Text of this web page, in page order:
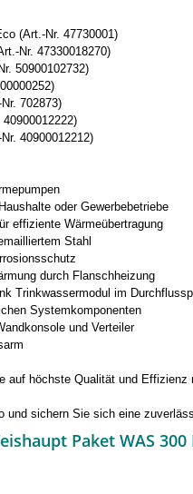
(Art.-Nr. 47730001)
Nr. 47330018270)
50900102732)
702873)
40900012212)
oder Gewerbebetriebe
effiziente Wärmeübertragung
Stahl
durch Flanschheizung
Trinkwassermodul im
Systemkomponenten
und Verteiler
auf höchste Qualität und
sichern Sie sich eine
Paket WAS 300